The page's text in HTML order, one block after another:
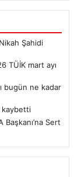
Şahidi
TÜİK mart ayı
bugün ne kadar
kaybetti
Sert